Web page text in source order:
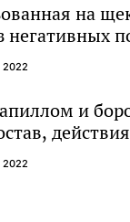
на
негативных
2022
и
2022